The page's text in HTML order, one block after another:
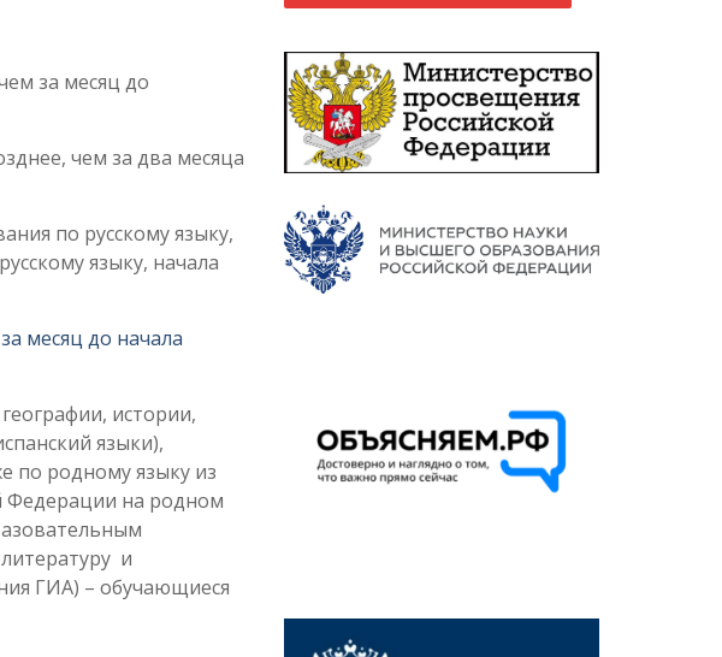
за месяц до
чем за два месяца
по русскому языку,
языку, начала
месяц до начала
истории,
языки),
по родному языку из
Федерации на родном
и
ГИА) – обучающиеся